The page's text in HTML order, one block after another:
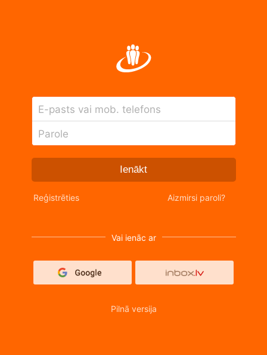
E-pasts vai mob. telefons
Parole
Ienākt
Reģistrēties Aizmirsi paroli?
Vai ienāc ar
Pilnā versija